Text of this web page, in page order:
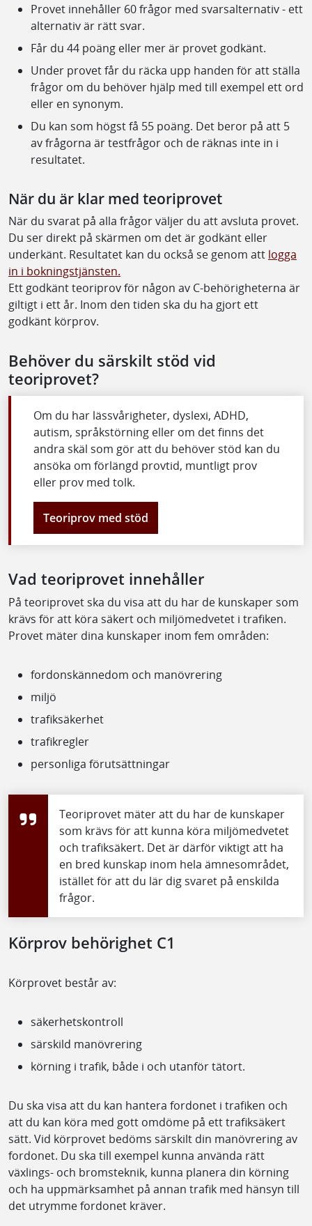
Provet innehåller 60 frågor med svarsalternativ - ett
alternativ är rätt svar.
Får du 44 poäng eller mer är provet godkänt.
Under provet får du räcka upp handen för att ställa
frågor om du behöver hjälp med till exempel ett ord
eller en synonym.
Du kan som högst få 55 poäng. Det beror på att 5
av frågorna är testfrågor och de räknas inte in i
resultatet.
När du är klar med teoriprovet
När du svarat på alla frågor väljer du att avsluta provet.
Du ser direkt på skärmen om det är godkänt eller
underkänt. Resultatet kan du också se genom att logga
in i bokningstjänsten.
Ett godkänt teoriprov för någon av C-behörigheterna är
giltigt i ett år. Inom den tiden ska du ha gjort ett
godkänt körprov.
Behöver du särskilt stöd vid
teoriprovet?
Om du har lässvårigheter, dyslexi, ADHD,
autism, språkstörning eller om det finns det
andra skäl som gör att du behöver stöd kan du
ansöka om förlängd provtid, muntligt prov
eller prov med tolk.
Teoriprov med stöd
Vad teoriprovet innehåller
På teoriprovet ska du visa att du har de kunskaper som
krävs för att köra säkert och miljömedvetet i trafiken.
Provet mäter dina kunskaper inom fem områden:
fordonskännedom och manövrering
miljö
trafiksäkerhet
trafikregler
personliga förutsättningar
Teoriprovet mäter att du har de kunskaper
som krävs för att kunna köra miljömedvetet
och trafiksäkert. Det är därför viktigt att ha
en bred kunskap inom hela ämnesområdet,
istället för att du lär dig svaret på enskilda
frågor.
Körprov behörighet C1
Körprovet består av:
säkerhetskontroll
särskild manövrering
körning i trafik, både i och utanför tätort.
Du ska visa att du kan hantera fordonet i trafiken och
att du kan köra med gott omdöme på ett trafiksäkert
sätt. Vid körprovet bedöms särskilt din manövrering av
fordonet. Du ska till exempel kunna använda rätt
växlings- och bromsteknik, kunna planera din körning
och ha uppmärksamhet på annan trafik med hänsyn till
det utrymme fordonet kräver.